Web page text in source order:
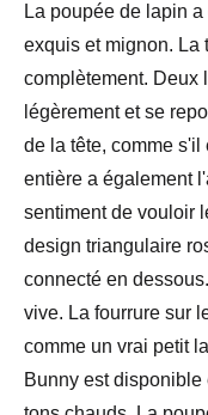
La poupée de lapin
exquis et mignon. La
complètement. Deux
légèrement et se
de la tête, comme
entière a également
sentiment de vouloir
design triangulaire
connecté en
vive. La fourrure sur
comme un vrai petit
Bunny est